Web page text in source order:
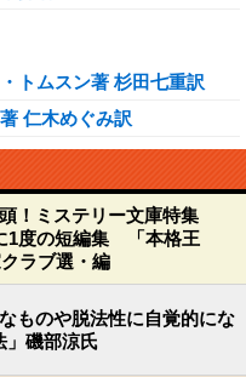
トムスン著 杉田七重訳
仁木めぐみ訳
！ミステリー文庫特集
1度の短編集 「本格王
ラブ選・編
ものや脱法性に自覚的にな
」磯部涼氏